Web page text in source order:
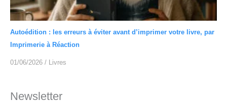
Autoédition : les erreurs à éviter avant d’imprimer votre livre, par
Imprimerie à Réaction
01/06/2026 / Livres
Newsletter